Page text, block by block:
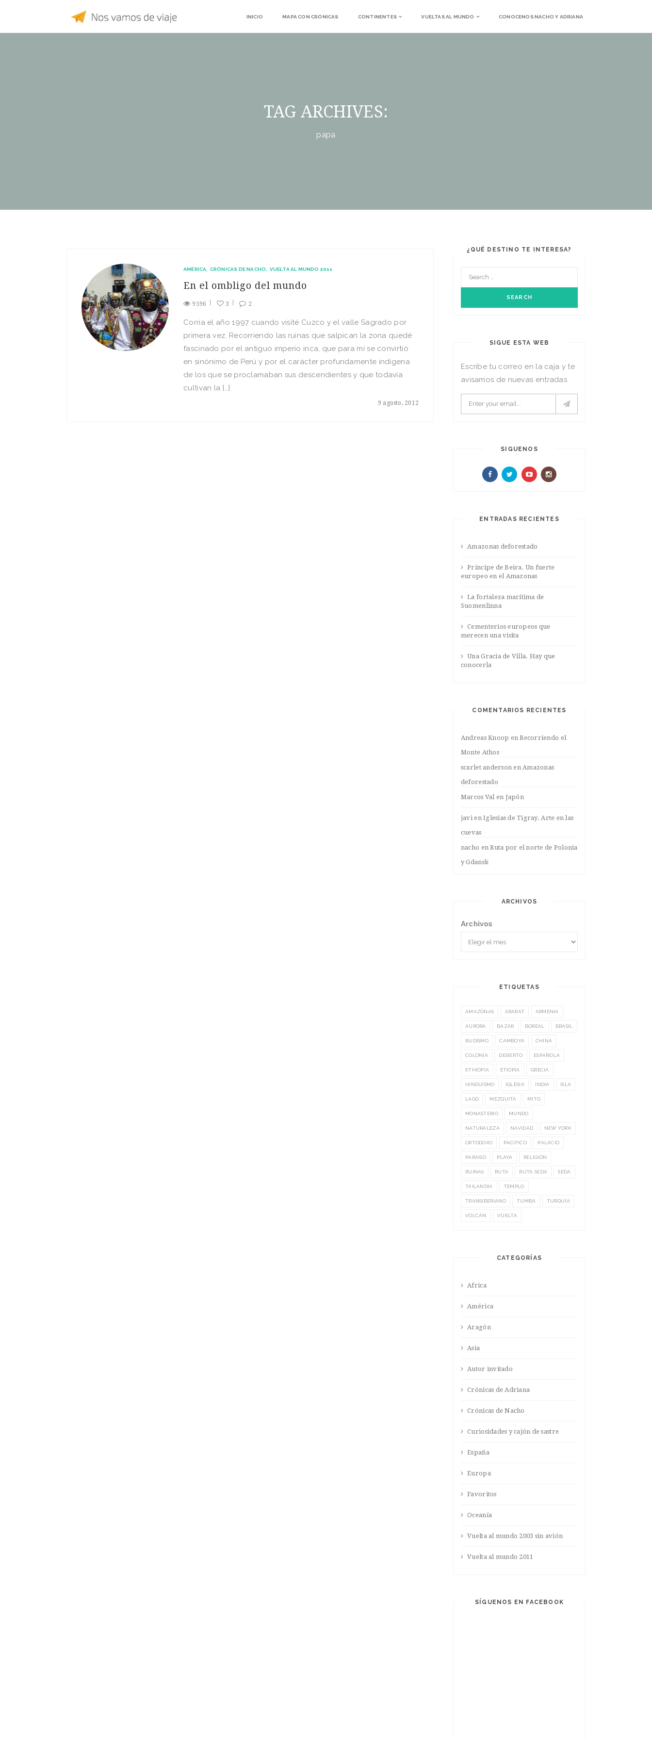
INICIO MAPA CON CRÓNICAS CONTINENTES VUELTAS AL MUNDO CONOCENOS NACHO Y ADRIANA
TAG ARCHIVES:
papa
AMÉRICA CRÓNICAS DE NACHO VUELTA AL MUNDO 2011
En el ombligo del mundo
9596 3 2
9 agosto, 2012
Corría el año 1997 cuando visité Cuzco y el valle Sagrado por
primera vez. Recorriendo las ruinas que salpican la zona quedé
fascinado por el antiguo imperio inca, que para mí se convirtió
en sinónimo de Perú y por el carácter profundamente indígena
de los que se proclamaban sus descendientes y que todavía
cultivan la […]
¿QUÉ DESTINO TE INTERESA?
SIGUE ESTA WEB
Escribe tu correo en la caja y te
avisamos de nuevas entradas
SIGUENOS
ENTRADAS RECIENTES
Amazonas deforestado
Príncipe de Beira. Un fuerte
europeo en el Amazonas
La fortaleza marítima de
Suomenlinna
Cementerios europeos que
merecen una visita
Una Gracia de Villa. Hay que
conocerla
COMENTARIOS RECIENTES
Andreas Knoop enRecorriendo el
Monte Athos
scarlet anderson enAmazonas
deforestado
Marcos Valen Japón
javienIglesias de Tigray. Arte en las
cuevas
nacho enRuta por el norte de Polonia
y Gdansk
ARCHIVOS
Archivos
ETIQUETAS
AMAZONAS ARARAT ARMENIA
AURORA BAZAR BOREAL BRASIL
BUDISMO CAMBOYA CHINA
COLONIA DESIERTO ESPAÑOLA
ETHIOPIA ETIOPIA GRECIA
HINDUISMO IGLESIA INDIA ISLA
LAGO MEZQUITA MITO
MONASTERIO MUNDO
NATURALEZA NAVIDAD NEW YORK
ORTODOXO PACIFICO PALACIO
PARAISO PLAYA RELIGIÓN
RUINAS RUTA RUTA SEDA SEDA
TAILANDIA TEMPLO
TRANSIBERIANO TUMBA TURQUÍA
VOLCÁN VUELTA
CATEGORÍAS
Africa
América
Aragón
Asia
Autor invitado
Crónicas de Adriana
Crónicas de Nacho
Curiosidades y cajón de sastre
España
Europa
Favoritos
Oceanía
Vuelta al mundo 2003 sin avión
Vuelta al mundo 2011
SÍGUENOS EN FACEBOOK